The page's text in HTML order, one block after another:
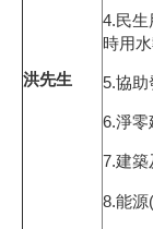
洪先生
4.民生
時用
5.協助
6.淨零
7.建築
8.能源